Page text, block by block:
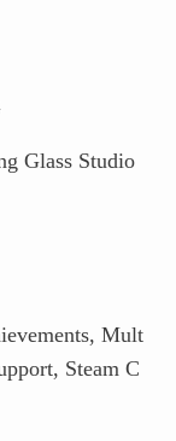
Glass Studio
Mult
Steam C